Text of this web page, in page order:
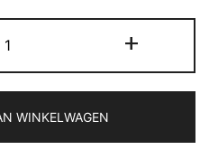
Snap
Case
10
stuks
+
WINKELWAGEN